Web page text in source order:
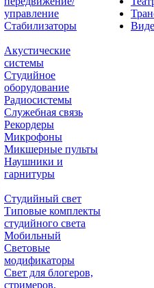
управление
Стабилизаторы
Акустические
системы
Студийное
оборудование
Радиосистемы
Служебная связь
Рекордеры
Микрофоны
Микшерные пульты
Наушники и
гарнитуры
Студийный свет
Типовые комплекты
студийного света
Мобильный
Световые
модификаторы
Свет для блогеров,
стримеров,